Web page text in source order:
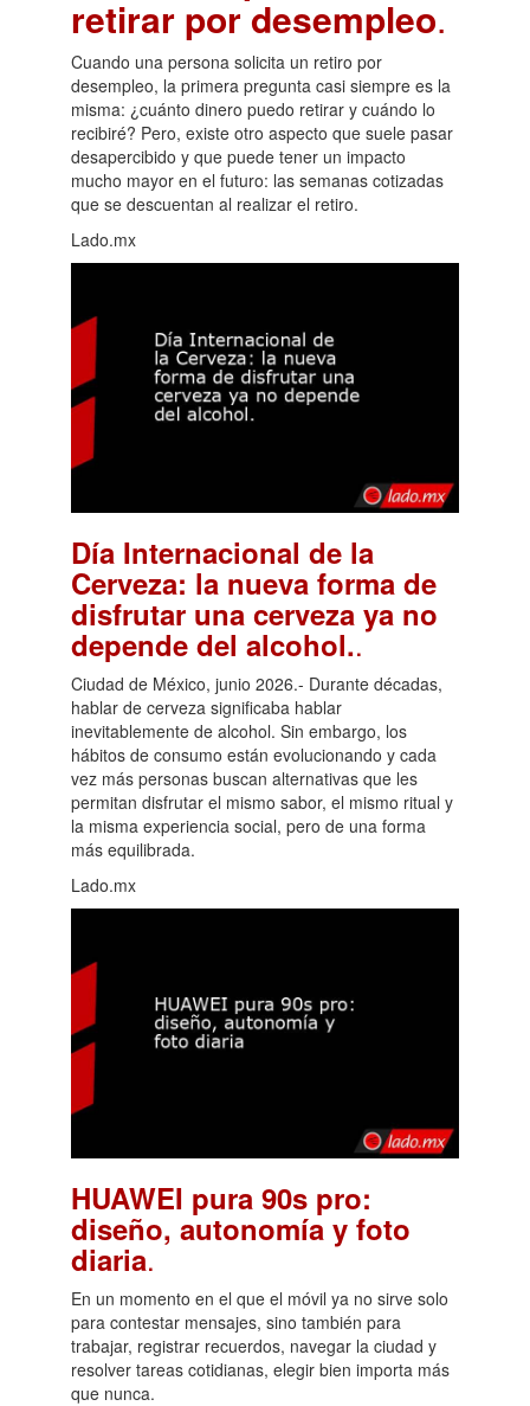
retirar por desempleo.
Cuando una persona solicita un retiro por
desempleo, la primera pregunta casi siempre es la
misma: ¿cuánto dinero puedo retirar y cuándo lo
recibiré? Pero, existe otro aspecto que suele pasar
desapercibido y que puede tener un impacto
mucho mayor en el futuro: las semanas cotizadas
que se descuentan al realizar el retiro.
Lado.mx
Día Internacional de la
Cerveza: la nueva forma de
disfrutar una cerveza ya no
depende del alcohol..
Ciudad de México, junio 2026.- Durante décadas,
hablar de cerveza significaba hablar
inevitablemente de alcohol. Sin embargo, los
hábitos de consumo están evolucionando y cada
vez más personas buscan alternativas que les
permitan disfrutar el mismo sabor, el mismo ritual y
la misma experiencia social, pero de una forma
más equilibrada.
Lado.mx
HUAWEI pura 90s pro:
diseño, autonomía y foto
diaria.
En un momento en el que el móvil ya no sirve solo
para contestar mensajes, sino también para
trabajar, registrar recuerdos, navegar la ciudad y
resolver tareas cotidianas, elegir bien importa más
que nunca.